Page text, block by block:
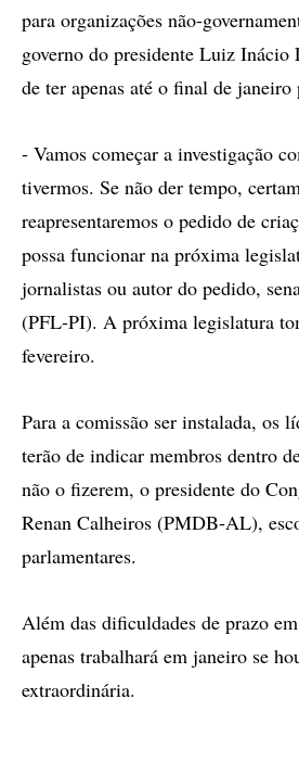
para organizações não-
governo do presidente Luiz Inácio
de ter apenas até o final de janeiro
- Vamos começar a investigação
tivermos. Se não der tempo,
reapresentaremos o pedido de
possa funcionar na próxima
jornalistas ou autor do pedido,
(PFL-PI). A próxima legislatura
fevereiro.
Para a comissão ser instalada, os
terão de indicar membros dentro
não o fizerem, o presidente do
Renan Calheiros (PMDB-AL),
parlamentares.
Além das dificuldades de prazo
apenas trabalhará em janeiro se
extraordinária.